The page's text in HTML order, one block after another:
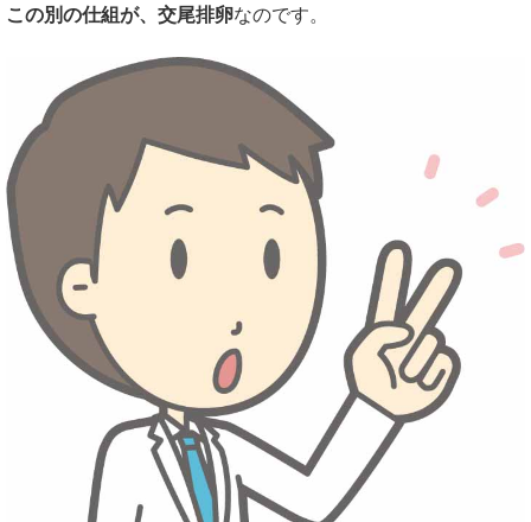
この別の仕組が、交尾排卵なのです。